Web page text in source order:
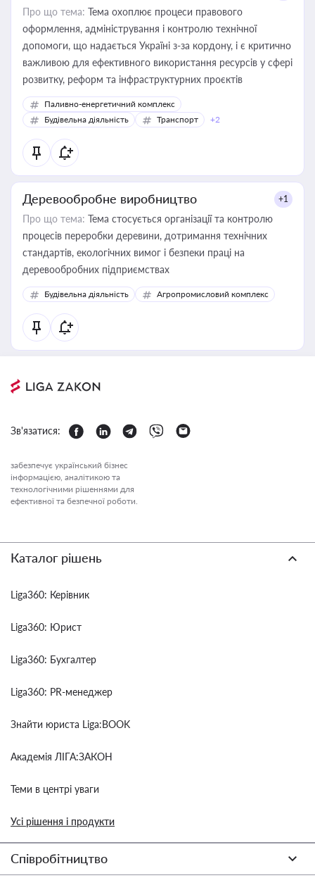
Про що тема: Тема охоплює процеси правового
оформлення, адміністрування і контролю технічної
допомоги, що надається Україні з-за кордону, і є критично
важливою для ефективного використання ресурсів у сфері
розвитку, реформ та інфраструктурних проєктів
Паливно-енергетичний комплекс
Будівельна діяльність
Транспорт +2
Деревообробне виробництво +1
Про що тема: Тема стосується організації та контролю
процесів переробки деревини, дотримання технічних
стандартів, екологічних вимог і безпеки праці на
деревообробних підприємствах
Будівельна діяльність Агропромисловий комплекс
Зв'язатися:
забезпечує український бізнес
інформацією, аналітикою та
технологічними рішеннями для
ефективної та безпечної роботи.
Каталог рішень
Liga360: Керівник
Liga360: Юрист
Liga360: Бухгалтер
Liga360: PR-менеджер
Знайти юриста Liga:BOOK
Академія ЛІГА:ЗАКОН
Теми в центрі уваги
Усі рішення і продукти
Співробітництво